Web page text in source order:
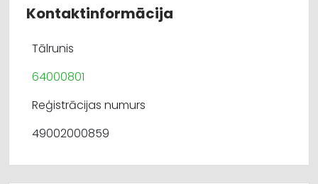
Kontaktinformācija
Tālrunis
64000801
Reģistrācijas numurs
49002000859